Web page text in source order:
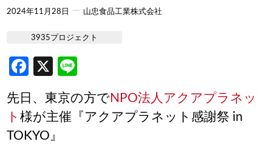
2024年11月28日 ー 山忠食品工業株式会社
3935プロジェクト
Facebook
X
先日、東京の方でNPO法人アクアプラネッ
ト様が主催『アクアプラネット感謝祭 in
TOKYO』